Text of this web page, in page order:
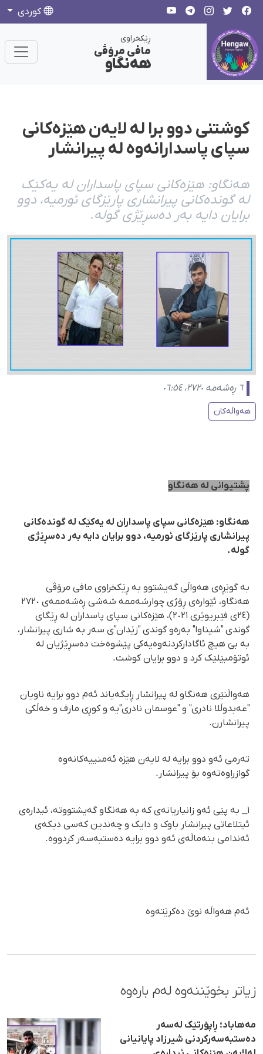
كوردی
ڕێکخراوی
مافی مرۆڤی
هەنگاو
کوشتنی دوو برا لە لایەن هێزەکانی
سپای پاسدارانەوە لە پیرانشار
هەنگاو: هێزەکانی سپای پاسداران لە یەکێک
لە گوندەکانی پیرانشاری پارێزگای ئورمیە، دوو
برایان دایە بەر دەسڕێژی گولە.
٦ ڕەشەمە ٢٧٢٠، ٠٦:٥٤
هەواڵەکان
پشتیوانی لە هەنگاو
هەنگاو: هێزەکانی سپای پاسداران لە یەکێک لە گوندەکانی
پیرانشاری پارێزگای ئورمیە، دوو برایان دایە بەر دەسڕێژی
گولە.
بە گوێڕەی هەواڵی گەیشتوو بە ڕێکخراوی مافی مرۆڤی
هەنگاو، ئێوارەی ڕۆژی چوارشەممە شەشی ڕەشەممەی ٢٧٢٠
(٢٤ی فێبریوێری ٢٠٢١)، هێزەکانی سپای پاسداران لە ڕێگای
گوندی "شیناوا" بەرەو گوندی "زێدان"ی سەر بە شاری پیرانشار،
بە بێ هیچ ئاگادارکردنەوەیەکی پێشوەخت دەسڕێژیان لە
ئوتۆمبێلێک کرد و دوو برایان کوشت.
هەواڵنێری هەنگاو لە پیرانشار ڕایگەیاند ئەم دوو برایە ناویان
"عەبدوڵلا نادری" و "عوسمان نادری"یە و کوڕی مارف و خەڵکی
پیرانشارن.
تەرمی ئەو دوو برایە لە لایەن هێزە ئەمنییەکانەوە
گوازراوەتەوە بۆ پیرانشار.
١_ بە پێی ئەو زانیاریانەی کە بە هەنگاو گەیشتووتە، ئیدارەی
ئیتلاعاتی پیرانشار باوک و دایک و چەندین کەسی دیکەی
ئەندامی بنەماڵەی ئەو دوو برایە دەستبەسەر کردووە.
ئەم هەواڵە نوێ دەکرێتەوە
زیاتر بخوێننەوە لەم بارەوە
مەهاباد؛ ڕاپۆرتێک لەسەر
دەستبەسەرکردنی شیرزاد پایانیانی